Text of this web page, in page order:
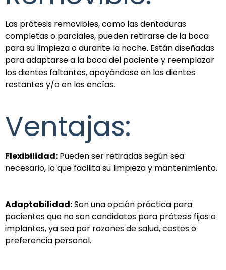
Las prótesis removibles, como las dentaduras
completas o parciales, pueden retirarse de la boca
para su limpieza o durante la noche. Están diseñadas
para adaptarse a la boca del paciente y reemplazar
los dientes faltantes, apoyándose en los dientes
restantes y/o en las encías.
Ventajas:
Flexibilidad: Pueden ser retiradas según sea
necesario, lo que facilita su limpieza y mantenimiento.
Adaptabilidad:Son una opción práctica para
pacientes que no son candidatos para prótesis fijas o
implantes, ya sea por razones de salud, costes o
preferencia personal.